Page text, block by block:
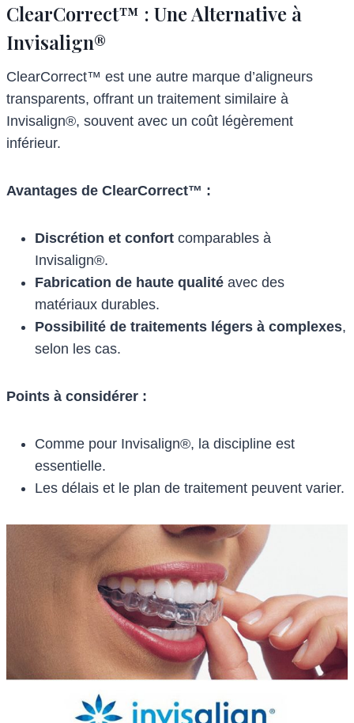
ClearCorrect™ : Une Alternative à
Invisalign®
ClearCorrect™ est une autre marque d’aligneurs
transparents, offrant un traitement similaire à
Invisalign®, souvent avec un coût légèrement
inférieur.
Avantages de ClearCorrect™ :
Discrétion et confort comparables à
Invisalign®.
Fabrication de haute qualité avec des
matériaux durables.
Possibilité de traitements légers à complexes,
selon les cas.
Points à considérer :
Comme pour Invisalign®, la discipline est
essentielle.
Les délais et le plan de traitement peuvent varier.